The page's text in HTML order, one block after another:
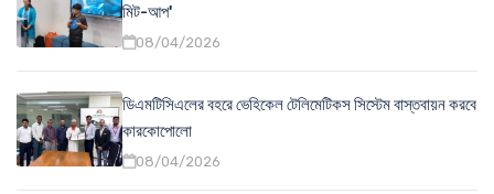
মিট-আপ'
08/04/2026
ডিএমটিসিএলের বহরে ভেহিকেল টেলিমেটিকস সিস্টেম বাস্তবায়ন করবে
কারকোপোলো
08/04/2026